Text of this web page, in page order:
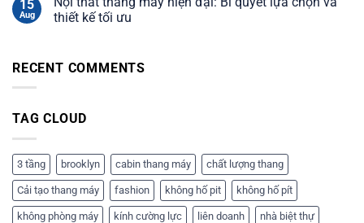
doanh:
và
15
Aug
thiết kế tối ưu
RECENT COMMENTS
TAG CLOUD
3 tầng brooklyn cabin thang máy chất lượng thang
Cải tạo thang máy fashion không hố pit không hố pít
không phòng máy kính cường lực liên doanh nhà biệt thự